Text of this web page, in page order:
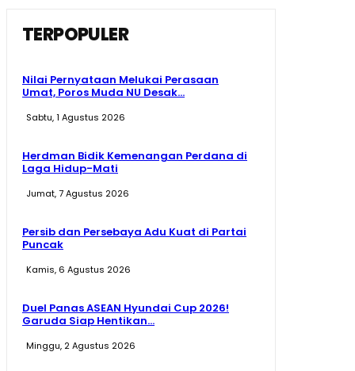
TERPOPULER
Nilai Pernyataan Melukai Perasaan
Umat, Poros Muda NU Desak...
Sabtu, 1 Agustus 2026
Herdman Bidik Kemenangan Perdana di
Laga Hidup-Mati
Jumat, 7 Agustus 2026
Persib dan Persebaya Adu Kuat di Partai
Puncak
Kamis, 6 Agustus 2026
Duel Panas ASEAN Hyundai Cup 2026!
Garuda Siap Hentikan...
Minggu, 2 Agustus 2026